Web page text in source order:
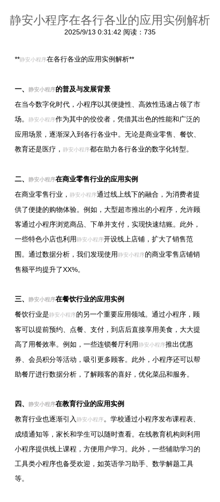
静安小程序在各行各业的应用实例解析
2025/9/13 0:31:42 阅读：735
**静安小程序在各行各业的应用实例解析**
一、 静安小程序的普及与发展背景
在当今数字化时代，小程序以其便捷性、高效性迅速占领了市
场。
静安小程序作为其中的佼佼者，凭借其出色的性能和广泛的
应用场景，逐渐深入到各行各业中。无论是商业零售、餐饮、
教育还是医疗， 静安小程序都在助力各行各业的数字化转型。
二、 静安小程序在商业零售行业的应用实例
在商业零售行业， 静安小程序通过线上线下的融合，为消费者提
供了便捷的购物体验。例如，大型超市推出的小程序，允许顾
客通过小程序浏览商品、下单并支付，实现快速结账。此外，
一些特色小店也利用静安小程序开设线上店铺，扩大了销售范
围。通过数据分析，我们发现使用静安小程序的商业零售店铺销
售额平均提升了XX%。
三、 静安小程序在餐饮行业的应用实例
餐饮行业是静安小程序的另一个重要应用领域。通过小程序，顾
客可以提前预约、点餐、支付，到店后直接享用美食，大大提
高了用餐效率。例如，一些连锁餐厅利用静安小程序推出优惠
券、会员积分等活动，吸引更多顾客。此外，小程序还可以帮
助餐厅进行数据分析，了解顾客的喜好，优化菜品和服务。
四、 静安小程序在教育行业的应用实例
教育行业也逐渐引入 静安小程序 。学校通过小程序发布课程表、
成绩通知等，家长和学生可以随时查看。在线教育机构则利用
小程序提供线上课程，方便用户学习。此外，一些辅助学习的
工具类小程序也备受欢迎，如英语学习助手、数学解题工具
等。